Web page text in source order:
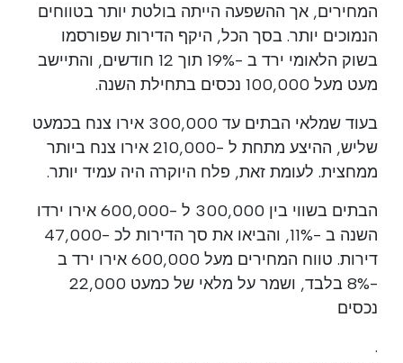
המחירים, אך ההשפעה הייתה בולטת יותר בטווחים
הנמוכים יותר. בסך הכל, היקף הדירות שפורסמו
בשוק הלאומי ירד ב -19% תוך 12 חודשים, והתיישב
מעט מעל 100,000 נכסים בתחילת השנה.
בעוד שמלאי הבתים עד 300,000 אירו צנח בכמעט
שליש, ההיצע מתחת ל -210,000 אירו צנח ביותר
ממחצית. לעומת זאת, פלח היוקרה היה עמיד יותר.
הבתים בשווי בין 300,000 ל -600,000 אירו ירדו
השנה ב -11%, והביאו את סך הדירות לכ -47,000
דירות. טווח המחירים מעל 600,000 אירו ירד ב
-8% בלבד, ושמר על מלאי של כמעט 22,000
נכסים
.